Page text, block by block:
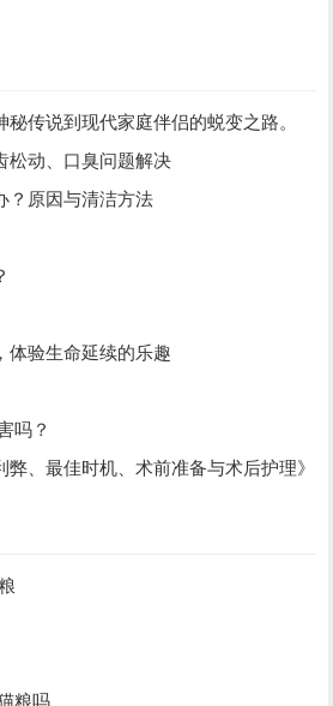
传说到现代家庭伴侣的蜕变之路。
松动、口臭问题解决
？原因与清洁方法
体验生命延续的乐趣
吗？
弊、最佳时机、术前准备与术后护理》
粮吗